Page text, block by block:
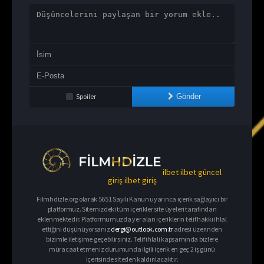
Spoiler Gönder
ilbetilbet güncel
girişilbet giriş
Filmhdizle.org olarak 5651 Sayılı Kanun uyarınca içerik sağlayıcı bir
platformuz. Sitemizdeki tüm içerikler site üyeleri tarafından
eklenmektedir. Platformumuzda yer alan içeriklerin telif hakkı ihlal
ettiğini düşünüyorsanızdergi@outlook.com.tr adresi üzerinden
bizimle iletişime geçebilirsiniz. Telif ihlali kapsamında bizlere
müracaat etmeniz durumunda ilgili içerik en geç 2 iş günü
içerisinde siteden kaldırılacaktır.